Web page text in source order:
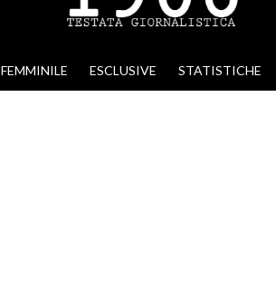
FEMMINILE ESCLUSIVE STATISTICHE